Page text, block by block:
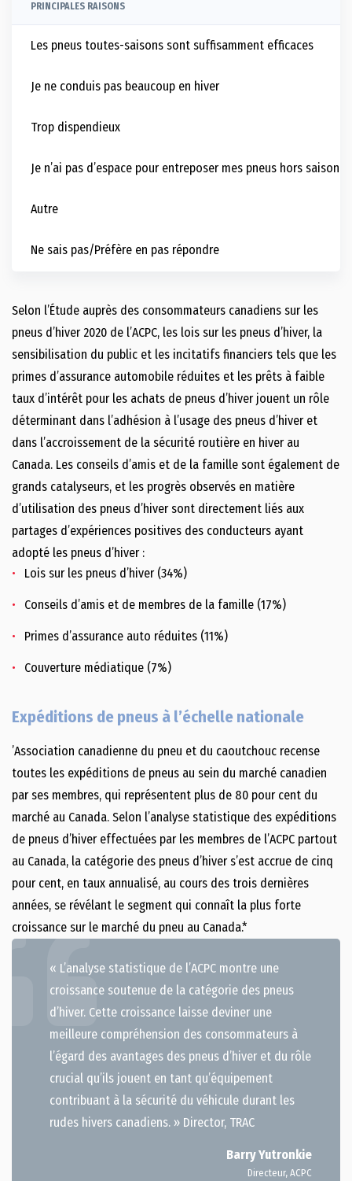
PRINCIPALES RAISONS
Les pneus toutes-saisons sont suffisamment efficaces
Je ne conduis pas beaucoup en hiver
Trop dispendieux
Je n’ai pas d’espace pour entreposer mes pneus hors saison
Autre
Ne sais pas/Préfère en pas répondre
Selon l’Étude auprès des consommateurs canadiens sur les
pneus d’hiver 2020 de l’ACPC, les lois sur les pneus d’hiver, la
sensibilisation du public et les incitatifs financiers tels que les
primes d’assurance automobile réduites et les prêts à faible
taux d’intérêt pour les achats de pneus d’hiver jouent un rôle
déterminant dans l’adhésion à l’usage des pneus d’hiver et
dans l’accroissement de la sécurité routière en hiver au
Canada. Les conseils d’amis et de la famille sont également de
grands catalyseurs, et les progrès observés en matière
d’utilisation des pneus d’hiver sont directement liés aux
partages d’expériences positives des conducteurs ayant
adopté les pneus d’hiver :
Lois sur les pneus d’hiver (34%)
Conseils d’amis et de membres de la famille (17%)
Primes d’assurance auto réduites (11%)
Couverture médiatique (7%)
Expéditions de pneus à l’échelle nationale
’Association canadienne du pneu et du caoutchouc recense
toutes les expéditions de pneus au sein du marché canadien
par ses membres, qui représentent plus de 80 pour cent du
marché au Canada. Selon l’analyse statistique des expéditions
de pneus d’hiver effectuées par les membres de l’ACPC partout
au Canada, la catégorie des pneus d’hiver s’est accrue de cinq
pour cent, en taux annualisé, au cours des trois dernières
années, se révélant le segment qui connaît la plus forte
croissance sur le marché du pneu au Canada.*
« L’analyse statistique de l’ACPC montre une
croissance soutenue de la catégorie des pneus
d’hiver. Cette croissance laisse deviner une
meilleure compréhension des consommateurs à
l’égard des avantages des pneus d’hiver et du rôle
crucial qu’ils jouent en tant qu’équipement
contribuant à la sécurité du véhicule durant les
rudes hivers canadiens. » Director, TRAC
Barry Yutronkie
Directeur, ACPC